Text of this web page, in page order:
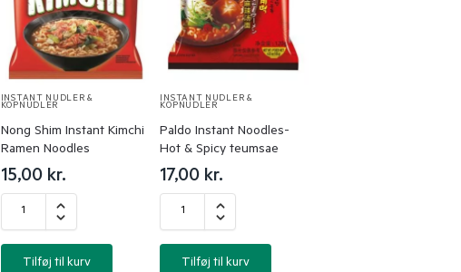
INSTANT NUDLER &
KOPNUDLER
Nong Shim Instant Kimchi
Ramen Noodles
15,00 kr.
Tilføj til kurv
INSTANT NUDLER &
KOPNUDLER
Paldo Instant Noodles-
Hot & Spicy teumsae
17,00 kr.
Tilføj til kurv